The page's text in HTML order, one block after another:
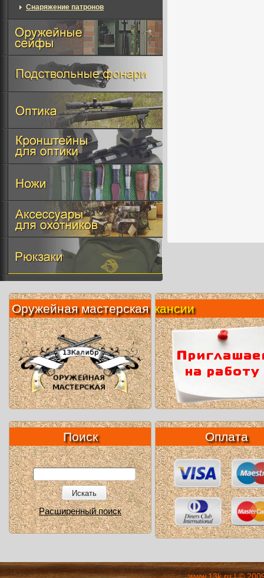
Снаряжение патронов
Оружейная мастерскаяВакансии
Поиск
Искать
Расширенный поиск
Оплата